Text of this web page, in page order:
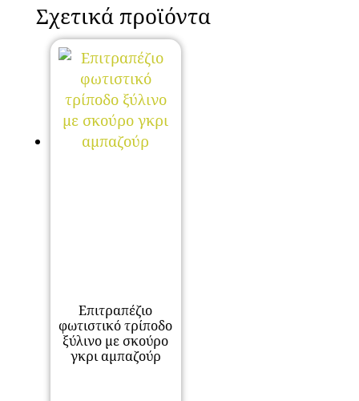
Σχετικά προϊόντα
Επιτραπέζιο
φωτιστικό τρίποδο
ξύλινο με σκούρο
γκρι αμπαζούρ